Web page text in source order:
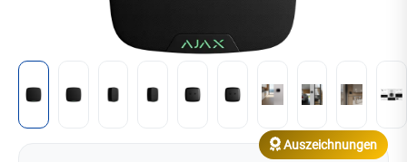
Auszeichnungen